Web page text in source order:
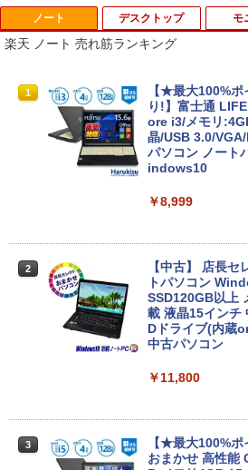
ノート
楽天 ノート 売れ筋ランキング
1
【★最大100%
り!】富士通
ore i3/メモリ
晶/USB 3.0/
パソコン ノート
indows10
￥8,999
2
【中古】 店長
トパソコン
SSD120GB以上
載 液晶15インチ
Dドライブ(内蔵
中古パソコン
￥11,800
3
【★最大100%
おまかせ 高性能
デスクトップ モ